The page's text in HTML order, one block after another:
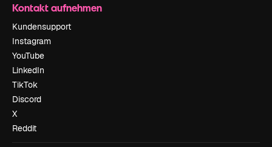
Kontakt aufnehmen
Kundensupport
Instagram
YouTube
LinkedIn
TikTok
Discord
X
Reddit